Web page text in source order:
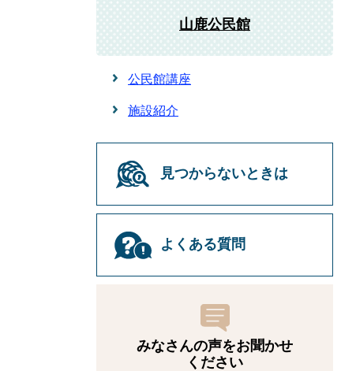
山鹿公民館
公民館講座
施設紹介
見つからないときは
よくある質問
みなさんの声をお聞かせ
ください